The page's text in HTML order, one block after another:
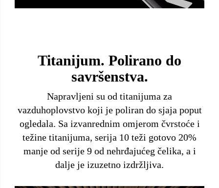
Titanijum. Polirano do
savršenstva.
Napravljeni su od titanijuma za
vazduhoplovstvo koji je poliran do sjaja poput
ogledala. Sa izvanrednim omjerom čvrstoće i
težine titanijuma, serija 10 teži gotovo 20%
manje od serije 9 od nehrđajućeg čelika, a i
dalje je izuzetno izdržljiva.